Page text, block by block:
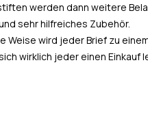
werden dann weitere
sehr hilfreiches Zubehör.
Weise wird jeder Brief zu
wirklich jeder einen Einkauf